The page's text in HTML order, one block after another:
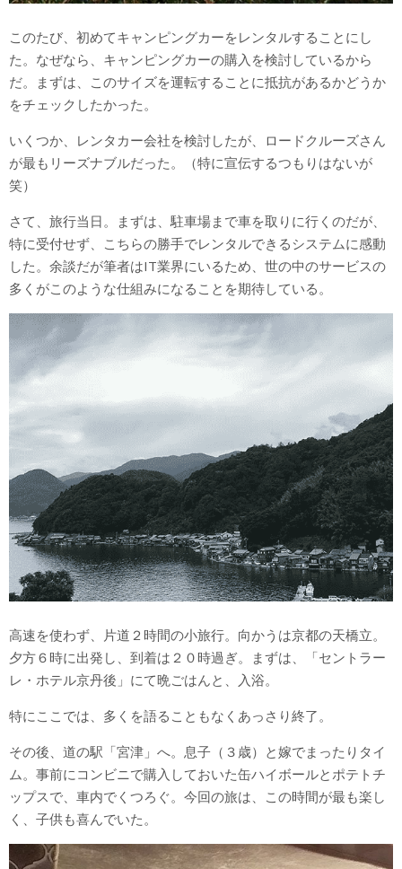
このたび、初めてキャンピングカーをレンタルすることにし
た。なぜなら、キャンピングカーの購入を検討しているから
だ。まずは、このサイズを運転することに抵抗があるかどうか
をチェックしたかった。
いくつか、レンタカー会社を検討したが、ロードクルーズさん
が最もリーズナブルだった。（特に宣伝するつもりはないが
笑）
さて、旅行当日。まずは、駐車場まで車を取りに行くのだが、
特に受付せず、こちらの勝手でレンタルできるシステムに感動
した。余談だが筆者はIT業界にいるため、世の中のサービスの
多くがこのような仕組みになることを期待している。
高速を使わず、片道２時間の小旅行。向かうは京都の天橋立。
夕方６時に出発し、到着は２０時過ぎ。まずは、「セントラー
レ・ホテル京丹後」にて晩ごはんと、入浴。
特にここでは、多くを語ることもなくあっさり終了。
その後、道の駅「宮津」へ。息子（３歳）と嫁でまったりタイ
ム。事前にコンビニで購入しておいた缶ハイボールとポテトチ
ップスで、車内でくつろぐ。今回の旅は、この時間が最も楽し
く、子供も喜んでいた。